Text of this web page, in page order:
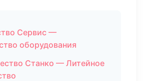
Сервис —
оборудования
Станко — Литейное